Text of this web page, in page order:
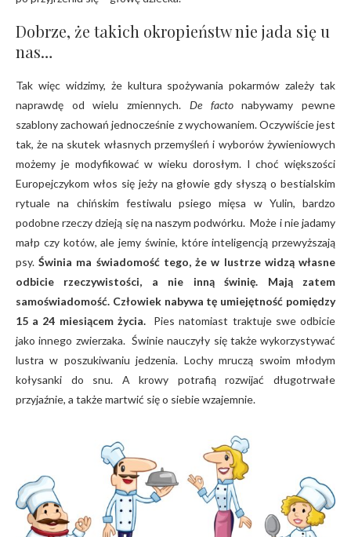
Dobrze, że takich okropieństw nie jada się u
nas…
Tak więc widzimy, że kultura spożywania pokarmów zależy tak
naprawdę od wielu zmiennych. De factonabywamy pewne
szablony zachowań jednocześnie z wychowaniem. Oczywiście jest
tak, że na skutek własnych przemyśleń i wyborów żywieniowych
możemy je modyfikować w wieku dorosłym. I choć większości
Europejczykom włos się jeży na głowie gdy słyszą o bestialskim
rytuale na chińskim festiwalu psiego mięsa w Yulin, bardzo
podobne rzeczy dzieją się na naszym podwórku. Może i nie jadamy
małp czy kotów, ale jemy świnie, które inteligencją przewyższają
psy.Świnia ma świadomość tego, że w lustrze widzą własne
odbicie rzeczywistości, a nie inną świnię. Mają zatem
samoświadomość. Człowiek nabywa tę umiejętność pomiędzy
15 a 24 miesiącem życia.
Pies natomiast traktuje swe odbicie
jako innego zwierzaka. Świnie nauczyły się także wykorzystywać
lustra w poszukiwaniu jedzenia. Lochy mruczą swoim młodym
kołysanki do snu. A krowy potrafią rozwijać długotrwałe
przyjaźnie, a także martwić się o siebie wzajemnie.